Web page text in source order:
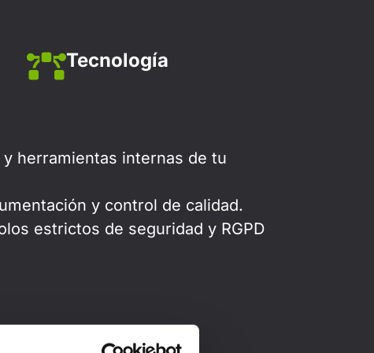
Tecnología
y herramientas internas de tu
y control de calidad.
estrictos de seguridad y RGPD